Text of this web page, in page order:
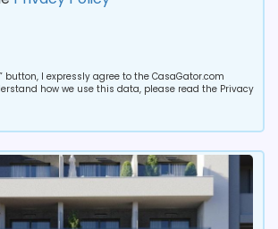
button, I expressly agree to the CasaGator.com
how we use this data, please read the Privacy